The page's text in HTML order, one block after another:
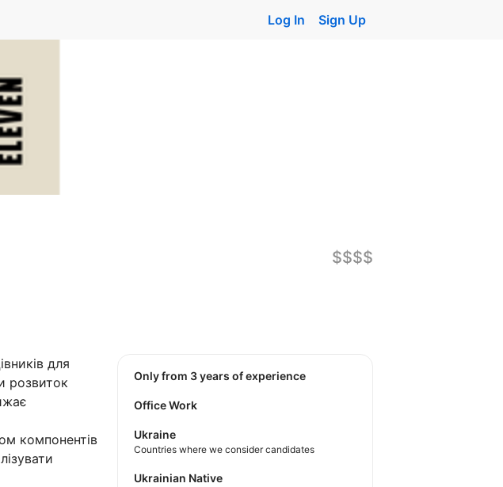
Log In Sign Up
$$$$
для
розвиток
компонентів
Only from 3 years of experience
Office Work
Ukraine
Countries where we consider candidates
Ukrainian Native